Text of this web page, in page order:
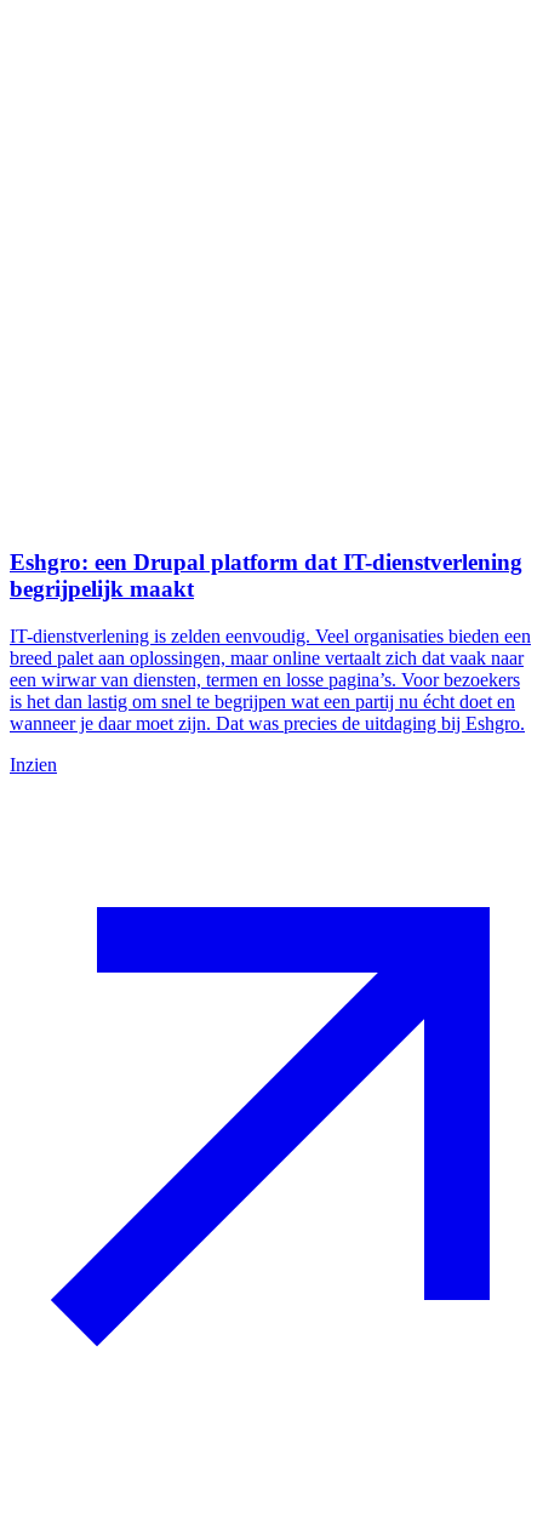
Eshgro: een Drupal platform dat IT-dienstverlening
begrijpelijk maakt
IT-dienstverlening is zelden eenvoudig. Veel organisaties bieden een
breed palet aan oplossingen, maar online vertaalt zich dat vaak naar
een wirwar van diensten, termen en losse pagina’s. Voor bezoekers
is het dan lastig om snel te begrijpen wat een partij nu écht doet en
wanneer je daar moet zijn. Dat was precies de uitdaging bij Eshgro.
Inzien